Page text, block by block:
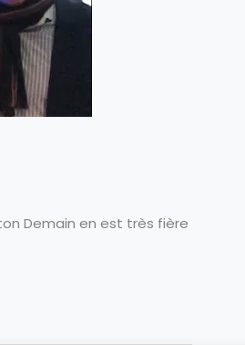
Demain en est très fière